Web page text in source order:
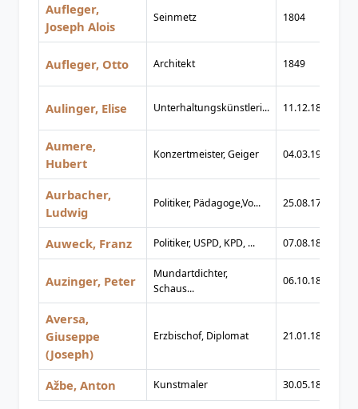
Aufleger,
Joseph Alois
Seinmetz 1804
Aufleger, Otto Architekt 1849
Aulinger, Elise Unterhaltungskünstleri... 11.12.1881
Aumere,
Hubert
Konzertmeister, Geiger 04.03.1913
Aurbacher,
Ludwig
Politiker, Pädagoge,Vo... 25.08.1784
Auweck, Franz Politiker, USPD, KPD, ... 07.08.1884
Auzinger, Peter
Mundartdichter,
Schaus...
06.10.1836
Aversa,
Giuseppe
(Joseph)
Erzbischof, Diplomat 21.01.1862
Ažbe, Anton Kunstmaler 30.05.1862